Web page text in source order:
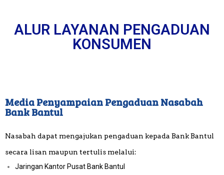
ALUR LAYANAN PENGADUAN
KONSUMEN
Media Penyampaian Pengaduan Nasabah
Bank Bantul
Nasabah dapat mengajukan pengaduan kepada Bank Bantul
secara lisan maupun tertulis melalui:
Jaringan Kantor Pusat Bank Bantul